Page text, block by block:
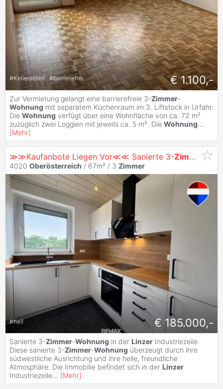
#Kellerabteil #barrierefrei € 1.100,-
Zur Vermietung gelangt eine barrierefreie 3-Zimmer-
Wohnung mit separatem Küchenraum im 3. Liftstock in Urfahr.
Die Wohnung verfügt über eine Wohnfläche von ca. 72 m²
zuzüglich zwei Loggien mit jeweils ca. 5 m². Die Wohnung...
[Mehr]
≫≫Kaufanbote Liegen Vor≪≪ Sanierte 3-Zimmer -
4020 Oberösterreich / 67m² / 3 Zimmer
#hell € 185.000,-
Sanierte 3-Zimmer-Wohnung in der Linzer Industriezeile
Diese sanierte 3-Zimmer-Wohnung überzeugt durch ihre
südwestliche Ausrichtung und ihre helle, freundliche
Atmosphäre. Die Immobilie befindet sich in der Linzer
Industriezeile... [Mehr]